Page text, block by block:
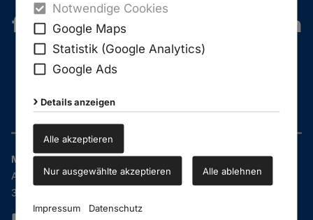
Notwendige Cookies
Google Maps
Statistik (Google Analytics)
Google Ads
Details anzeigen
Alle akzeptieren
Nur ausgewählte akzeptieren Alle ablehnen
Impressum Datenschutz
für Fahnenmasten * Fahnen
* Solarleuchten *
Schraubfundamente * und
vieles mehr...
MWI Metallwerk Ikemeyer GmbH & Co. KG
Am Mühlenteich 5a
33106 Paderborn-Elsen